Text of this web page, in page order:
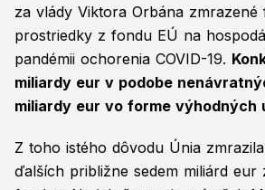
za vlády Viktora Orbána zmrazené
prostriedky z fondu EÚ na
pandémii ochorenia COVID-19.
miliardy eur v podobe
miliardy eur vo forme výhodných
Z toho istého dôvodu Únia
ďalších približne sedem miliárd